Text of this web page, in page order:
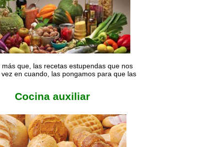
más que, las recetas estupendas que nos
en cuando, las pongamos para que las
Cocina auxiliar